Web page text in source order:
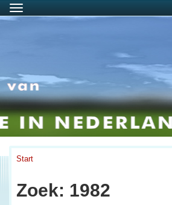
Menu
Start
Zoek: 1982